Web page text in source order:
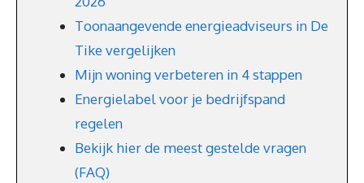
Toonaangevende energieadviseurs in De
Tike vergelijken
Mijn woning verbeteren in 4 stappen
Energielabel voor je bedrijfspand
regelen
Bekijk hier de meest gestelde vragen
(FAQ)